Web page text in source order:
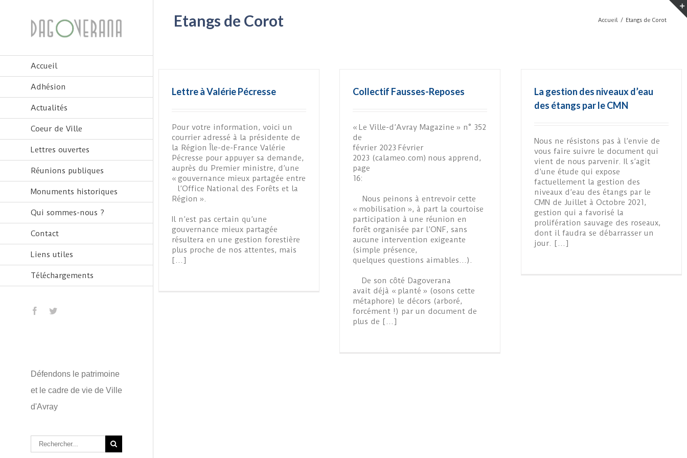
Accueil
Adhésion
Actualités
Coeur de Ville
Lettres ouvertes
Réunions publiques
Monuments historiques
Qui sommes-nous ?
Contact
Liens utiles
Téléchargements
Défendons le patrimoine
et le cadre de vie de Ville
d'Avray
Etangs de Corot Accueil / Etangs de Corot
Lettre à Valérie Pécresse
Pour votre information, voici un
courrier adressé à la présidente de
la Région Île-de-France Valérie
Pécresse pour appuyer sa demande,
auprès du Premier ministre, d’une
« gouvernance mieux partagée entre
l’Office National des Forêts et la
Région ».
Il n’est pas certain qu’une
gouvernance mieux partagée
résultera en une gestion forestière
plus proche de nos attentes, mais
[…]
Collectif Fausses-Reposes
« Le Ville-d’Avray Magazine » n° 352
de
février 2023 Février
2023 (calameo.com) nous apprend,
page
16:
Nous peinons à entrevoir cette
« mobilisation », à part la courtoise
participation à une réunion en
forêt organisée par l’ONF, sans
aucune intervention exigeante
(simple présence,
quelques questions aimables…).
De son côté Dagoverana
avait déjà « planté » (osons cette
métaphore) le décors (arboré,
forcément !) par un document de
plus de […]
La gestion des niveaux d’eau
des étangs par le CMN
Nous ne résistons pas à l’envie de
vous faire suivre le document qui
vient de nous parvenir. Il s’agit
d’une étude qui expose
factuellement la gestion des
niveaux d’eau des étangs par le
CMN de Juillet à Octobre 2021,
gestion qui a favorisé la
prolifération sauvage des roseaux,
dont il faudra se débarrasser un
jour. […]